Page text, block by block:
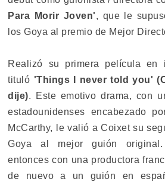
Para Morir Joven', que le
los Goya al premio de Mejor
Realizó su primera película en
tituló 'Things I never told you'
dije). Este emotivo drama, con
estadounidenses encabezado
McCarthy, le valió a Coixet su
Goya al mejor guión
entonces con una productora
de nuevo a un guión en